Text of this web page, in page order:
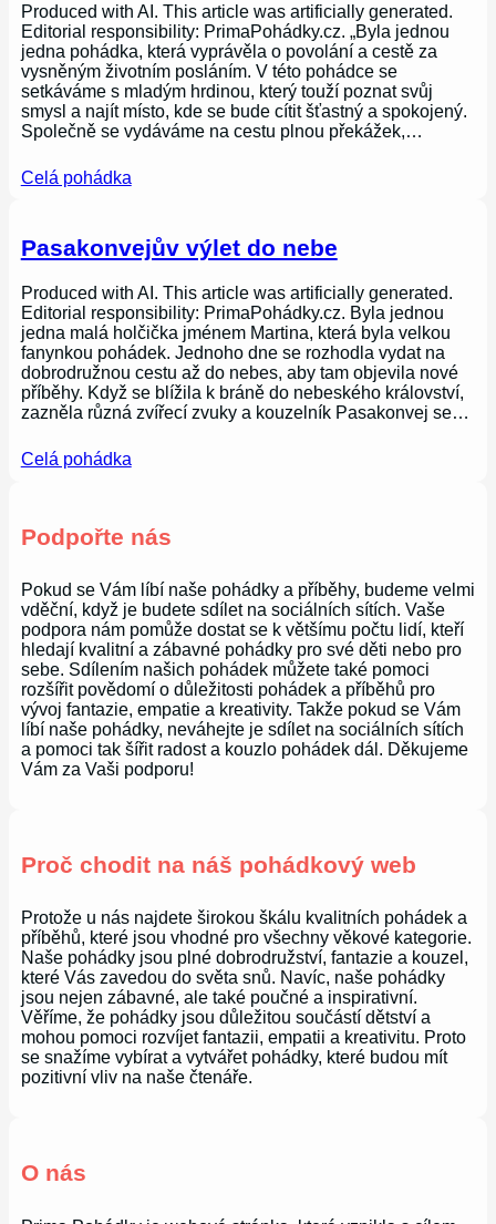
Produced with AI. This article was artificially generated.
Editorial responsibility: PrimaPohádky.cz. „Byla jednou
jedna pohádka, která vyprávěla o povolání a cestě za
vysněným životním posláním. V této pohádce se
setkáváme s mladým hrdinou, který touží poznat svůj
smysl a najít místo, kde se bude cítit šťastný a spokojený.
Společně se vydáváme na cestu plnou překážek,…
Celá pohádka
Pasakonvejův výlet do nebe
Produced with AI. This article was artificially generated.
Editorial responsibility: PrimaPohádky.cz. Byla jednou
jedna malá holčička jménem Martina, která byla velkou
fanynkou pohádek. Jednoho dne se rozhodla vydat na
dobrodružnou cestu až do nebes, aby tam objevila nové
příběhy. Když se blížila k bráně do nebeského království,
zazněla různá zvířecí zvuky a kouzelník Pasakonvej se…
Celá pohádka
Podpořte nás
Pokud se Vám líbí naše pohádky a příběhy, budeme velmi
vděční, když je budete sdílet na sociálních sítích. Vaše
podpora nám pomůže dostat se k většímu počtu lidí, kteří
hledají kvalitní a zábavné pohádky pro své děti nebo pro
sebe. Sdílením našich pohádek můžete také pomoci
rozšířit povědomí o důležitosti pohádek a příběhů pro
vývoj fantazie, empatie a kreativity. Takže pokud se Vám
líbí naše pohádky, neváhejte je sdílet na sociálních sítích
a pomoci tak šířit radost a kouzlo pohádek dál. Děkujeme
Vám za Vaši podporu!
Proč chodit na náš pohádkový web
Protože u nás najdete širokou škálu kvalitních pohádek a
příběhů, které jsou vhodné pro všechny věkové kategorie.
Naše pohádky jsou plné dobrodružství, fantazie a kouzel,
které Vás zavedou do světa snů. Navíc, naše pohádky
jsou nejen zábavné, ale také poučné a inspirativní.
Věříme, že pohádky jsou důležitou součástí dětství a
mohou pomoci rozvíjet fantazii, empatii a kreativitu. Proto
se snažíme vybírat a vytvářet pohádky, které budou mít
pozitivní vliv na naše čtenáře.
O nás